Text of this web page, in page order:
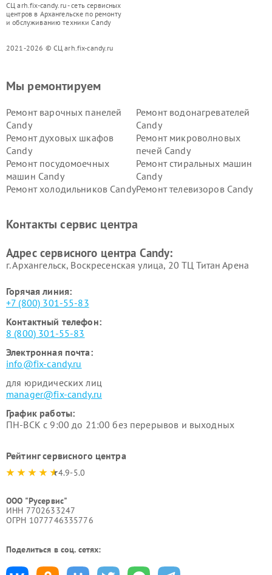
СЦ arh.fix-candy.ru - сеть сервисных
центров в Архангельске по ремонту
и обслуживанию техники Candy
2021-2026 © СЦ arh.fix-candy.ru
Мы ремонтируем
Ремонт варочных панелей
Candy
Ремонт водонагревателей
Candy
Ремонт духовых шкафов
Candy
Ремонт микроволновых
печей Candy
Ремонт посудомоечных
машин Candy
Ремонт стиральных машин
Candy
Ремонт холодильников CandyРемонт телевизоров Candy
Контакты сервис центра
Адрес сервисного центра Candy:
г. Архангельск, Воскресенская улица, 20 ТЦ Титан Арена
Горячая линия:
+7 (800) 301-55-83
Контактный телефон:
8 (800) 301-55-83
Электронная почта:
info@fix-candy.ru
для юридических лиц
manager@fix-candy.ru
График работы:
ПН-ВСК с 9:00 до 21:00 без перерывов и выходных
Рейтинг сервисного центра
4.9-5.0
ООО "Русервис"
ИНН 7702633247
ОГРН 1077746335776
Поделиться в соц. сетях: